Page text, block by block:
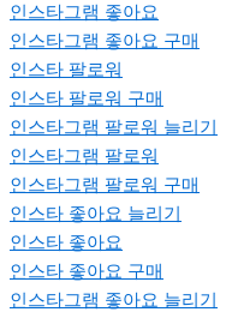
인스타그램 좋아요
인스타그램 좋아요 구매
인스타 팔로워
인스타 팔로워 구매
인스타그램 팔로워 늘리기
인스타그램 팔로워
인스타그램 팔로워 구매
인스타 좋아요 늘리기
인스타 좋아요
인스타 좋아요 구매
인스타그램 좋아요 늘리기